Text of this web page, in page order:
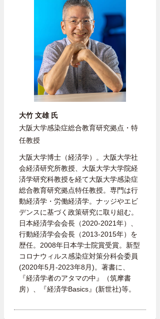
大竹 文雄 氏
大阪大学感染症総合教育研究拠点・特
任教授
大阪大学博士（経済学）。大阪大学社
会経済研究所教授、大阪大学大学院経
済学研究科教授を経て大阪大学感染症
総合教育研究拠点特任教授。専門は行
動経済学・労働経済学。ナッジやエビ
デンスに基づく政策研究に取り組む。
日本経済学会会長（2020-2021年）、
行動経済学会会長（2013-2015年）を
歴任。2008年日本学士院賞受賞。新型
コロナウィルス感染症対策分科会委員
(2020年5月-2023年8月)。著書に、
『経済学者のアタマの中』（筑摩書
房）、『経済学Basics』(新世社)等。